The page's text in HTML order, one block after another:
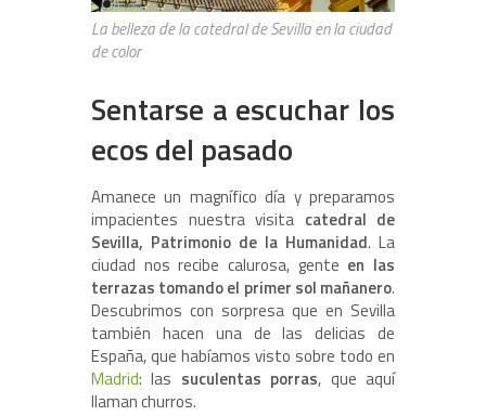
La belleza de la catedral de Sevilla en la ciudad
de color
Sentarse a escuchar los
ecos del pasado
Amanece un magnífico día y preparamos
impacientes nuestra visita catedral de
Sevilla, Patrimonio de la Humanidad. La
ciudad nos recibe calurosa, gente en las
terrazas tomando el primer sol mañanero.
Descubrimos con sorpresa que en Sevilla
también hacen una de las delicias de
España, que habíamos visto sobre todo en
Madrid: las suculentas porras, que aquí
llaman churros.